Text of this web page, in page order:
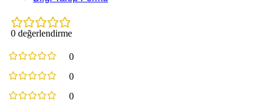
0 değerlendirme
0
0
0